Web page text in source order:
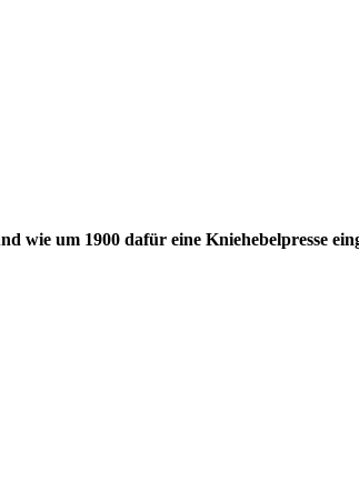
wie um 1900 dafür eine Kniehebelpresse